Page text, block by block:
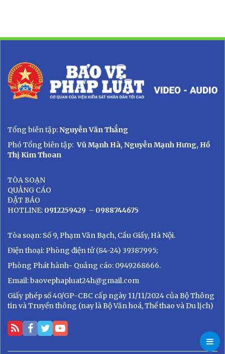
Tổng biên tập:Nguyễn Văn Thắng
Phó Tổng biên tập:Vũ Mạnh Hà, Nguyễn Mạnh Hưng, Hồ
Thị Kim Thoan
TÒA SOẠN
QUẢNG CÁO
ĐẶT BÁO
HOTLINE: 0912259429 – 0988744675
Tòa soạn: Số 9, Phạm Văn Bạch, Cầu Giấy, Hà Nội.
Điện thoại: Phòng điện tử (84-24) 39387995;
Phòng Phát hành- Quảng cáo: 0949268666.
Email: baovephapluat24h@gmail.com
Giấy phép số 40/GP-CBC cấp ngày 11/11/2024 của Bộ Thông
tin và Truyền thông (nay là Bộ Văn hoá, Thể thao và Du lịch)